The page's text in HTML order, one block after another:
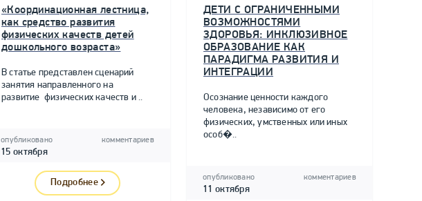
«Координационная лестница,
как средство развития
физических качеств детей
дошкольного возраста»
В статье представлен сценарий
занятия направленного на
развитие физических качеств и ..
опубликовано
15 октября
комментариев
Подробнее
ДЕТИ С ОГРАНИЧЕННЫМИ
ВОЗМОЖНОСТЯМИ
ЗДОРОВЬЯ: ИНКЛЮЗИВНОЕ
ОБРАЗОВАНИЕ КАК
ПАРАДИГМА РАЗВИТИЯ И
ИНТЕГРАЦИИ
Осознание ценности каждого
человека, независимо от его
физических, умственных или иных
особ�..
опубликовано
11 октября
комментариев